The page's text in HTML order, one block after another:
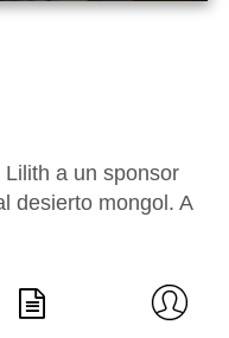
a un sponsor
desierto mongol. A